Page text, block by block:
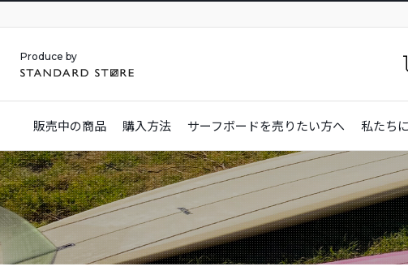
Produce by
販売中の商品 購入方法 サーフボードを売りたい方へ 私たち